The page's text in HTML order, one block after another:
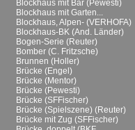
Blockhaus mit Bär (Pewesti)
Blockhaus mit Garten...
Blockhaus, Alpen- (VERHOFA)
Blockhaus-BK (And. Länder)
Bogen-Serie (Reuter)
Bomber (C. Fritzsche)
Brunnen (Holler)
Brücke (Engel)
Brücke (Mentor)
Brücke (Pewesti)
Brücke (SFFischer)
Brücke (Spielszene) (Reuter)
Brücke mit Zug (SFFischer)